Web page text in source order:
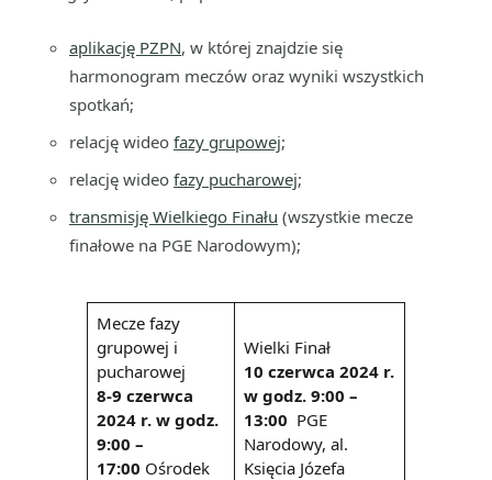
aplikację PZPN, w której znajdzie się
harmonogram meczów oraz wyniki wszystkich
spotkań;
relację wideo fazy grupowej;
relację wideo fazy pucharowej;
transmisję Wielkiego Finału (wszystkie mecze
finałowe na PGE Narodowym);
Mecze fazy
grupowej i
pucharowej
8-9 czerwca
2024 r. w godz.
9:00 –
17:00 Ośrodek
Wielki Finał
10 czerwca 2024 r.
w godz. 9:00 –
13:00 PGE
Narodowy, al.
Księcia Józefa